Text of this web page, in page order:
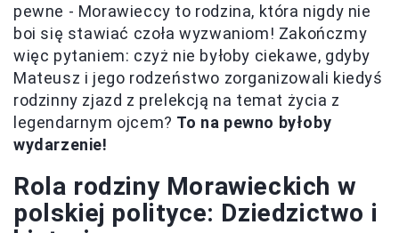
pewne - Morawieccy to rodzina, która nigdy nie
boi się stawiać czoła wyzwaniom! Zakończmy
więc pytaniem: czyż nie byłoby ciekawe, gdyby
Mateusz i jego rodzeństwo zorganizowali kiedyś
rodzinny zjazd z prelekcją na temat życia z
legendarnym ojcem? To na pewno byłoby
wydarzenie!
Rola rodziny Morawieckich w
polskiej polityce: Dziedzictwo i